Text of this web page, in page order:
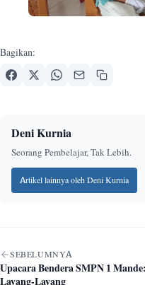
Bagikan:
Deni Kurnia
Seorang Pembelajar, Tak Lebih.
Artikel lainnya oleh Deni Kurnia
Navigasi artikel
SEBELUMNYA
Upacara Bendera SMPN 1
Layang-Layang